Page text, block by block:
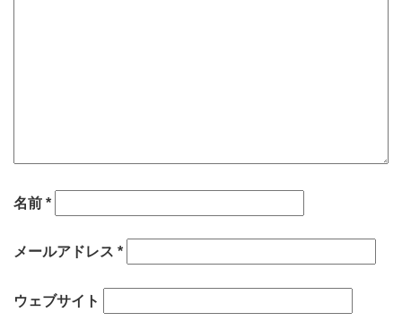
名前 *
メールアドレス *
ウェブサイト